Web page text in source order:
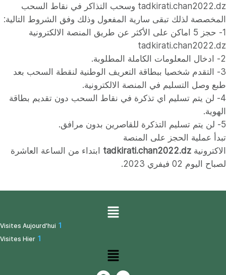
tadkirati.chan2022.dz وسحب التذاكر في نقاط السحب
المخصصة لذلك تبقى سارية المفعول وذلك وفق الشروط التالية:
1- حجز 5 اماكن على الأكثر عن طريق المنصة الالكترونية
tadkirati.chan2022.dz
2- ادخال المعلومات الكاملة المطلوبة.
3- التقدم شخصيا ببطاقة التعريف الوطنية لنقطة السحب بعد
طبع وصل التسليم في المنصة الالكترونية.
4- لن يتم تسليم اي تذكرة في نقاط السحب دون تقديم بطاقة
الهوية.
5- لن يتم تسليم التذكرة للقاصرين بدون مرافق‎‎.
تبدأ عملية الحجز على المنصة
الاكترونية tadkirati.chan2022.dz ابتداء من الساعة العاشرة
لصباح اليوم 02 فيفري 2023.
Visites Aujourd'hui 1
Visites Hier 1